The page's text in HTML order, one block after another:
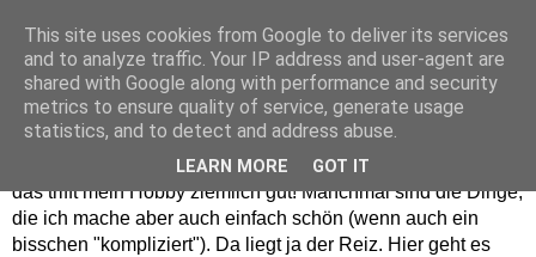
Willkommen in meinem "Wohnzimmer". Einfach und schön -
das trifft mein Hobby ziemlich gut! Manchmal sind die Dinge,
die ich mache aber auch einfach schön (wenn auch ein
bisschen "kompliziert"). Da liegt ja der Reiz. Hier geht es
This site uses cookies from Google to deliver its services
and to analyze traffic. Your IP address and user-agent are
shared with Google along with performance and security
metrics to ensure quality of service, generate usage
statistics, and to detect and address abuse.
LEARN MORE GOT IT